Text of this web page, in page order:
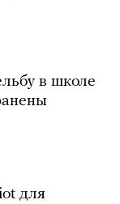
в школе
для